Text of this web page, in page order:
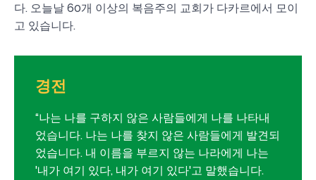
다. 오늘날 60개 이상의 복음주의 교회가 다카르에서 모이
고 있습니다.
경전
“나는 나를 구하지 않은 사람들에게 나를 나타내
었습니다. 나는 나를 찾지 않은 사람들에게 발견되
었습니다. 내 이름을 부르지 않는 나라에게 나는
'내가 여기 있다, 내가 여기 있다'고 말했습니다.